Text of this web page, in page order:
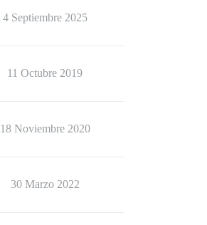
4 Septiembre 2025
11 Octubre 2019
18 Noviembre 2020
30 Marzo 2022